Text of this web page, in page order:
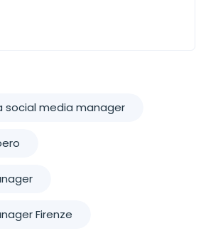
social media manager
Firenze